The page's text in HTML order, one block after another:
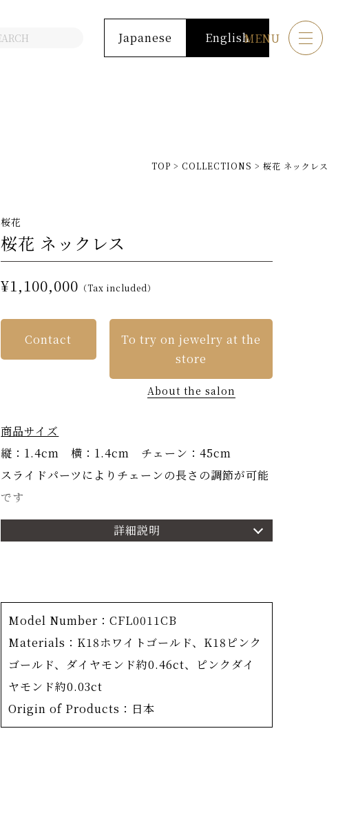
Japanese EnglishMENU
TOP > COLLECTIONS >桜花 ネックレス
桜花
桜花 ネックレス
¥1,100,000 （Tax included）
Contact
To try on jewelry at the
store
About the salon
詳細説明
商品サイズ
縦：1.4cm 横：1.4cm チェーン：45cm
スライドパーツによりチェーンの長さの調節が可能
です
満開を迎えると、どこか淋しさを感じてしまうほど
美しく儚い桜。
クラフトマンが限界まで薄く仕上げた花弁が、その
儚さを体現しています。
こちらは、花芯に希少なピンクダイヤモンドを使用
したネックレス。繊細な花弁に敷き詰められたの
Model Number：CFL0011CB
Materials：K18ホワイトゴールド、K18ピンク
ゴールド、ダイヤモンド約0.46ct、ピンクダイ
ヤモンド約0.03ct
Origin of Products：日本